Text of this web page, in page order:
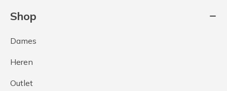
Shop
Dames
Heren
Outlet